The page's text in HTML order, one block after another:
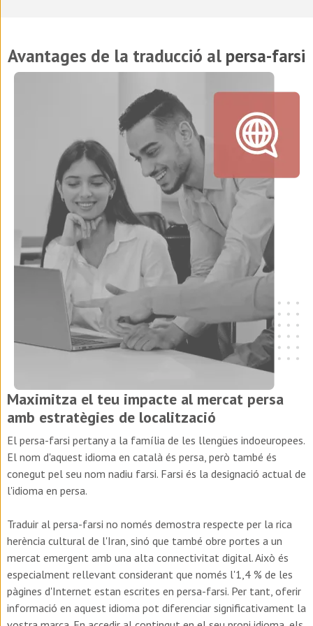
Avantages de la traducció al persa-farsi
Maximitza el teu impacte al mercat persa
amb estratègies de localització
El persa-farsi pertany a la família de les llengües indoeuropees.
El nom d'aquest idioma en català és persa, però també és
conegut pel seu nom nadiu farsi. Farsi és la designació actual de
l'idioma en persa.
Traduir al persa-farsi no només demostra respecte per la rica
herència cultural de l'Iran, sinó que també obre portes a un
mercat emergent amb una alta connectivitat digital. Això és
especialment rellevant considerant que només l'1,4 % de les
pàgines d'Internet estan escrites en persa-farsi. Per tant, oferir
informació en aquest idioma pot diferenciar significativament la